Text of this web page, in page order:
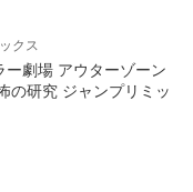
クス
ー劇場 アウターゾーン
の研究 ジャンプリミッ